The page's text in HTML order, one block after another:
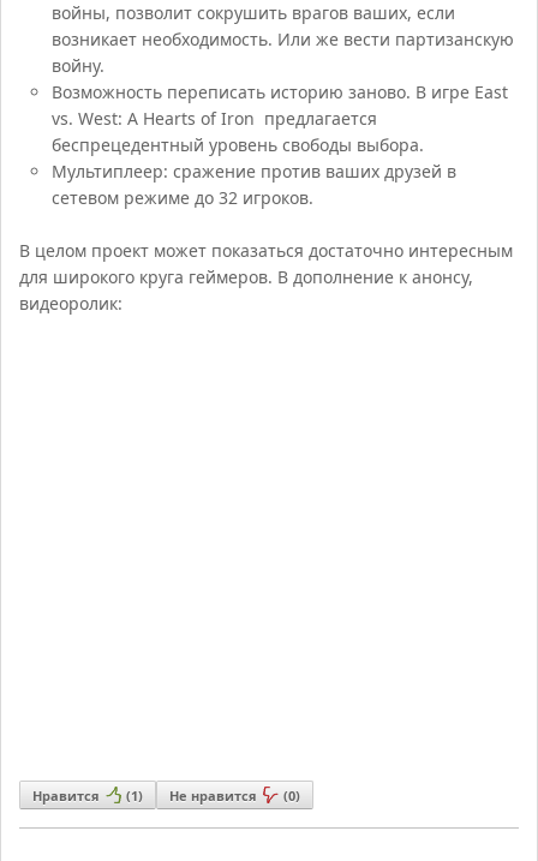
войны, позволит сокрушить врагов ваших, если
возникает необходимость. Или же вести партизанскую
войну.
Возможность переписать историю заново. В игре East
vs. West: A Hearts of Iron предлагается
беспрецедентный уровень свободы выбора.
Мультиплеер: сражение против ваших друзей в
сетевом режиме до 32 игроков.
В целом проект может показаться достаточно интересным
для широкого круга геймеров. В дополнение к анонсу,
видеоролик:
Нравится (1) Не нравится (0)